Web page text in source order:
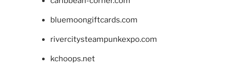
bluemoongiftcards.com
rivercitysteampunkexpo.com
kchoops.net